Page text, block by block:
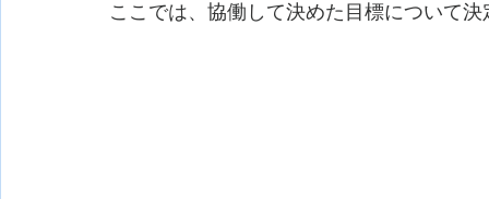
ここでは、協働して決めた目標について